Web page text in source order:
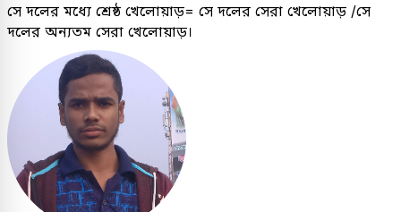
সে দলের মধ্যে শ্রেষ্ঠ খেলােয়াড়= সে দলের সেরা খেলোয়াড় /সে
দলের অন্যতম সেরা খেলোয়াড়।